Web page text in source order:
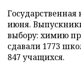
Государственная
июня.
выбору: химию
сдавали 1773
847 учащихся.